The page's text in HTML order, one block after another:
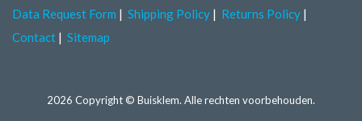
Data Request Form
Shipping Policy
Returns Policy
Contact
Sitemap
2026 Copyright © Buisklem. Alle rechten voorbehouden.